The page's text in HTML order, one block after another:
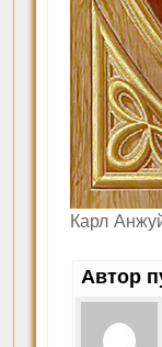
Карл
Автор